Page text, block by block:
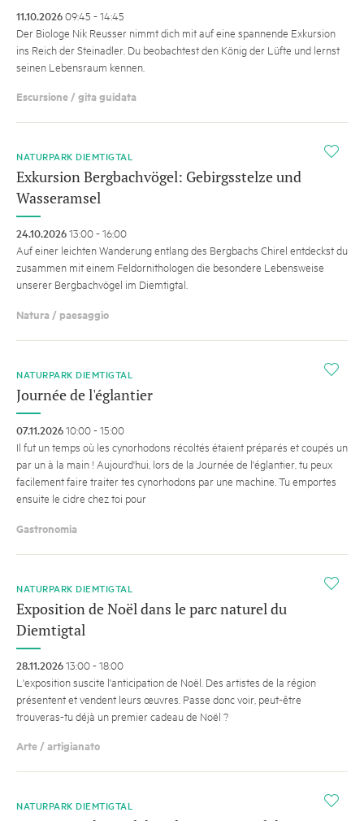
11.10.202609:45 - 14:45
Der Biologe Nik Reusser nimmt dich mit auf eine spannende Exkursion
ins Reich der Steinadler. Du beobachtest den König der Lüfte und lernst
seinen Lebensraum kennen.
Escursione / gita guidata
i
NATURPARK DIEMTIGTAL
Exkursion Bergbachvögel: Gebirgsstelze und
Wasseramsel
24.10.202613:00 - 16:00
Auf einer leichten Wanderung entlang des Bergbachs Chirel entdeckst du
zusammen mit einem Feldornithologen die besondere Lebensweise
unserer Bergbachvögel im Diemtigtal.
Natura / paesaggio
i
NATURPARK DIEMTIGTAL
Journée de l'églantier
07.11.202610:00 - 15:00
Il fut un temps où les cynorhodons récoltés étaient préparés et coupés un
par un à la main ! Aujourd'hui, lors de la Journée de l'églantier, tu peux
facilement faire traiter tes cynorhodons par une machine. Tu emportes
ensuite le cidre chez toi pour
Gastronomia
i
NATURPARK DIEMTIGTAL
Exposition de Noël dans le parc naturel du
Diemtigtal
28.11.202613:00 - 18:00
L'exposition suscite l'anticipation de Noël. Des artistes de la région
présentent et vendent leurs œuvres. Passe donc voir, peut-être
trouveras-tu déjà un premier cadeau de Noël ?
Arte / artigianato
i
NATURPARK DIEMTIGTAL